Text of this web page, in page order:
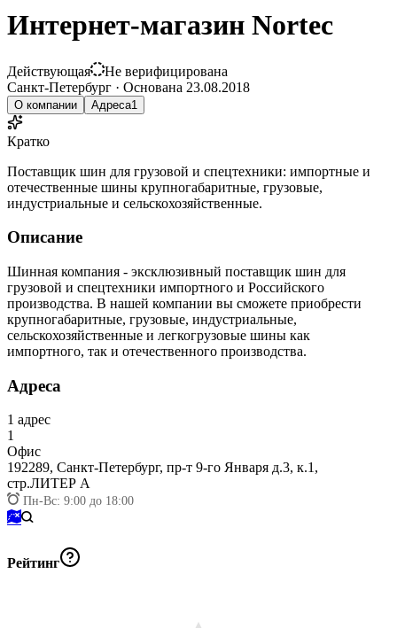
Интернет-магазин Nortec
Действующая
Не верифицирована
Санкт-Петербург · Основана 23.08.2018
О компании Адреса1
Кратко
Поставщик шин для грузовой и спецтехники: импортные и
отечественные шины крупногабаритные, грузовые,
индустриальные и сельскохозяйственные.
Описание
Шинная компания - эксклюзивный поставщик шин для
грузовой и спецтехники импортного и Российского
производства. В нашей компании вы сможете приобрести
крупногабаритные, грузовые, индустриальные,
сельскохозяйственные и легкогрузовые шины как
импортного, так и отечественного производства.
Адреса
1 адрес
1
Офис
192289, Санкт-Петербург, пр-т 9-го Января д.3, к.1,
стр.ЛИТЕР А
Пн-Вс: 9:00 до 18:00
Рейтинг